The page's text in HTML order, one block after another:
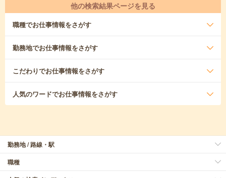
他の検索結果ページを見る
職種でお仕事情報をさがす
勤務地でお仕事情報をさがす
こだわりでお仕事情報をさがす
人気のワードでお仕事情報をさがす
勤務地 / 路線・駅
職種